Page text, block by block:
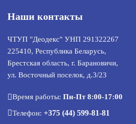
Наши контакты
ЧТУП "Деодекс" УНП 291322267
225410, Республика Беларусь,
Брестская область, г. Барановичи,
ул. Восточный поселок, д.3/23
Время работы: Пн-Пт 8:00-17:00
Телефон: +375 (44) 599-81-81